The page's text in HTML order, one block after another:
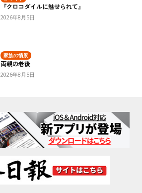
『クロコダイルに魅せられて』
2026年8月5日
家族の情景
両親の老後
2026年8月5日